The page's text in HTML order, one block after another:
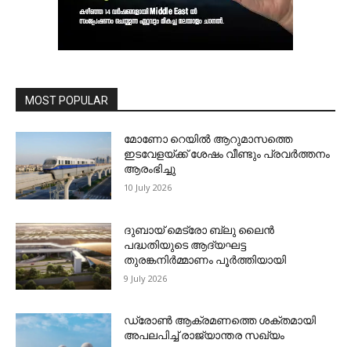
MOST POPULAR
മോണോ റെയില്‍ ആറുമാസത്തെ
ഇടവേളയ്ക്ക് ശേഷം വീണ്ടും പ്രവര്‍ത്തനം
ആരംഭിച്ചു
10 July 2026
ദുബായ് മെട്രോ ബ്ലു ലൈന്‍
പദ്ധതിയുടെ ആദ്യഘട്ട
തുരങ്കനിര്‍മ്മാണം പൂര്‍ത്തിയായി
9 July 2026
ഡ്രോണ്‍ ആക്രമണത്തെ ശക്തമായി
അപലപിച്ച് രാജ്യാന്തര സഖ്യം